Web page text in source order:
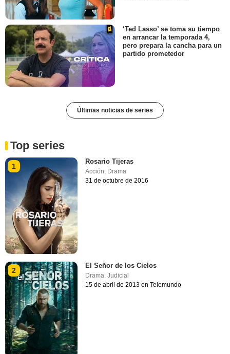
‘Ted Lasso’ se toma su tiempo
en arrancar la temporada 4,
pero prepara la cancha para un
partido prometedor
Últimas noticias de series
Top series
1
Rosario Tijeras
Acción Drama
31 de octubre de 2016
2
El Señor de los Cielos
Drama,Judicial
15 de abril de 2013 en Telemundo